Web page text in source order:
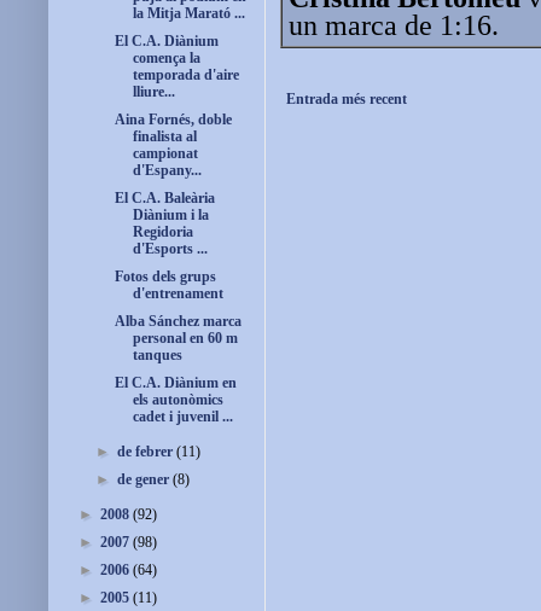
un marca de 1:16.
Entrada més recent
la Mitja Marató ...
El C.A. Diànium
comença la
temporada d'aire
lliure...
Aina Fornés, doble
finalista al
campionat
d'Espany...
El C.A. Baleària
Diànium i la
Regidoria
d'Esports ...
Fotos dels grups
d'entrenament
Alba Sánchez marca
personal en 60 m
tanques
El C.A. Diànium en
els autonòmics
cadet i juvenil ...
►de febrer(11)
►de gener(8)
► 2008 (92)
► 2007 (98)
► 2006 (64)
► 2005 (11)